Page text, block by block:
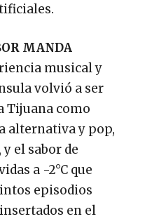
MANDA
musical y
volvió a ser
Tijuana como
alternativa y pop,
el sabor de
a -2°C que
episodios
en el